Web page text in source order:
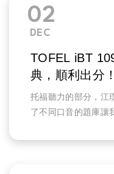
02
DEC
TOFEL iBT
典，順利出分！
托福聽力的部分，江
了不同口音的題庫讓
題！托福閱讀的部分